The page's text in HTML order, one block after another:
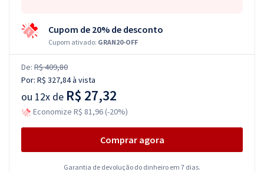
Cupom de 20% de desconto
Cupom ativado: GRAN20-OFF
De: R$ 409,80
Por: R$ 327,84à vista
ou 12x de R$ 27,32
Economize R$ 81,96 (-20%)
Comprar agora
Garantia de devolução do dinheiro em 7 dias.